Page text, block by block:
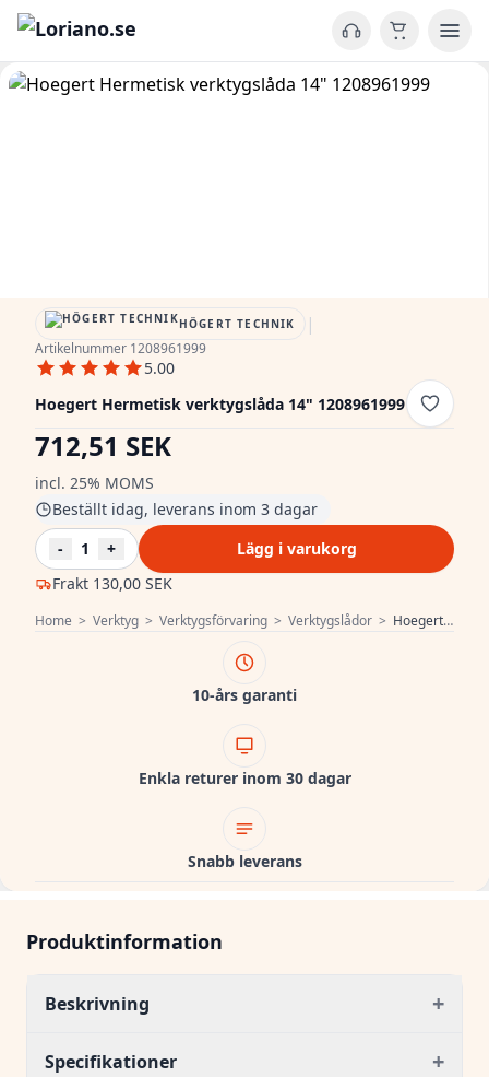
Home > Verktyg > Verktygsförvaring > Verktygslådor > Hoegert Hermetisk verktygslåda 14" 1208961999
HÖGERT TECHNIK |
Artikelnummer 1208961999
5.00
Hoegert Hermetisk verktygslåda 14" 1208961999
712,51 SEK
incl. 25% MOMS
Frakt 130,00 SEK
Beställt idag, leverans inom 3 dagar
-
1 + Lägg i varukorg
10-års garanti
Enkla returer inom 30 dagar
Snabb leverans
Produktinformation
Beskrivning +
Specifikationer +